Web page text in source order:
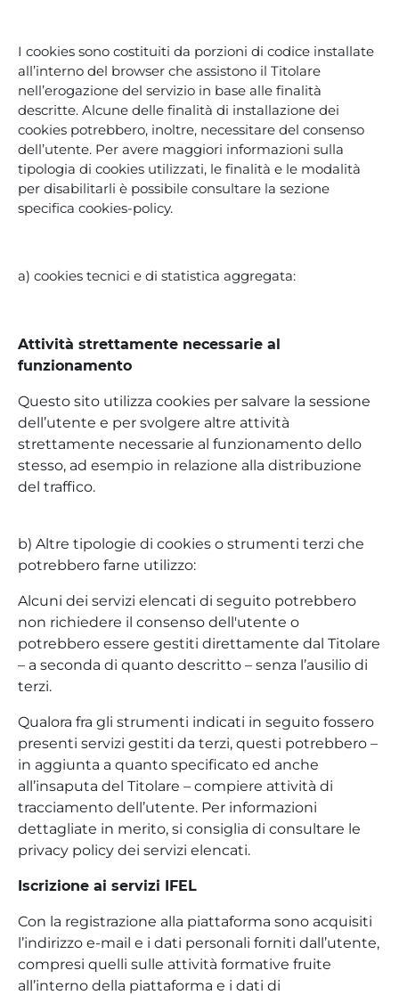
I cookies sono costituiti da porzioni di codice installate
all’interno del browser che assistono il Titolare
nell’erogazione del servizio in base alle finalità
descritte. Alcune delle finalità di installazione dei
cookies potrebbero, inoltre, necessitare del consenso
dell’utente. Per avere maggiori informazioni sulla
tipologia di cookies utilizzati, le finalità e le modalità
per disabilitarli è possibile consultare la sezione
specifica cookies-policy.
a) cookies tecnici e di statistica aggregata:
Attività strettamente necessarie al
funzionamento
Questo sito utilizza cookies per salvare la sessione
dell’utente e per svolgere altre attività
strettamente necessarie al funzionamento dello
stesso, ad esempio in relazione alla distribuzione
del traffico.
b) Altre tipologie di cookies o strumenti terzi che
potrebbero farne utilizzo:
Alcuni dei servizi elencati di seguito potrebbero
non richiedere il consenso dell'utente o
potrebbero essere gestiti direttamente dal Titolare
– a seconda di quanto descritto – senza l’ausilio di
terzi.
Qualora fra gli strumenti indicati in seguito fossero
presenti servizi gestiti da terzi, questi potrebbero –
in aggiunta a quanto specificato ed anche
all’insaputa del Titolare – compiere attività di
tracciamento dell’utente. Per informazioni
dettagliate in merito, si consiglia di consultare le
privacy policy dei servizi elencati.
Iscrizione ai servizi IFEL
Con la registrazione alla piattaforma sono acquisiti
l’indirizzo e-mail e i dati personali forniti dall’utente,
compresi quelli sulle attività formative fruite
all’interno della piattaforma e i dati di